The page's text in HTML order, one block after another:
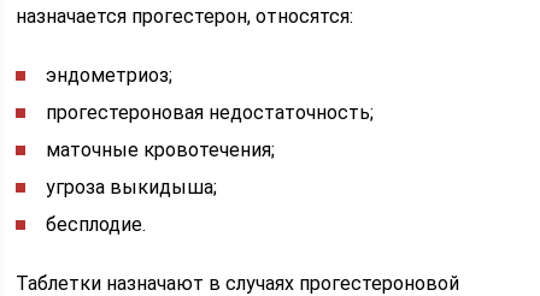
назначается прогестерон, относятся:
эндометриоз;
прогестероновая недостаточность;
маточные кровотечения;
угроза выкидыша;
бесплодие.
Таблетки назначают в случаях прогестероновой